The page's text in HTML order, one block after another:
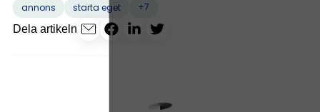
annons starta eget
+7
Dela artikeln